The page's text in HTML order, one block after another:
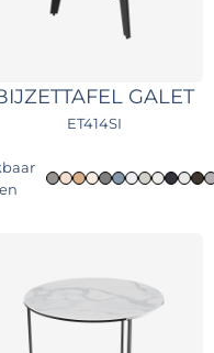
GALET
ET414SI